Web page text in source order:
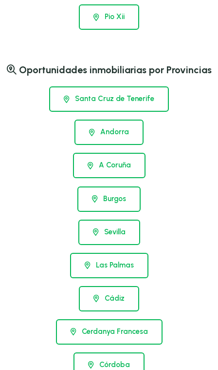
Pio Xii
Oportunidades inmobiliarias por Provincias
Santa Cruz de Tenerife
Andorra
A Coruña
Burgos
Sevilla
Las Palmas
Cádiz
Cerdanya Francesa
Córdoba